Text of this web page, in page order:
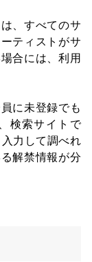
、すべてのサ
ティストがサ
合には、利用
に未登録でも
検索サイトで
入力して調べれ
解禁情報が分